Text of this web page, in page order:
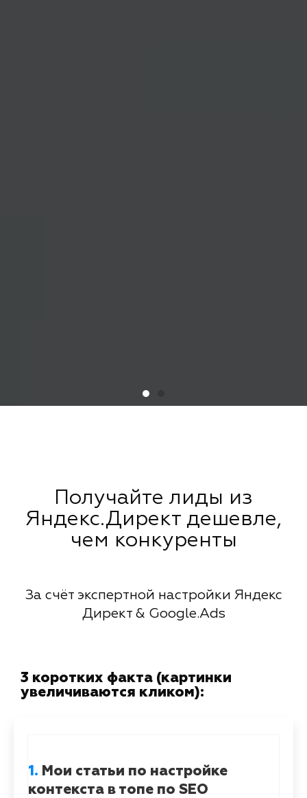
Получайте лиды из
Яндекс.Директ дешевле,
чем конкуренты
За счёт экспертной настройки Яндекс
Директ & Google.Ads
3 коротких факта (картинки
увеличиваются кликом):
1. Мои статьи по настройке
контекста в топе по SEO